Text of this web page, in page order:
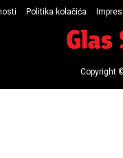
Politika kolačića
Copyright